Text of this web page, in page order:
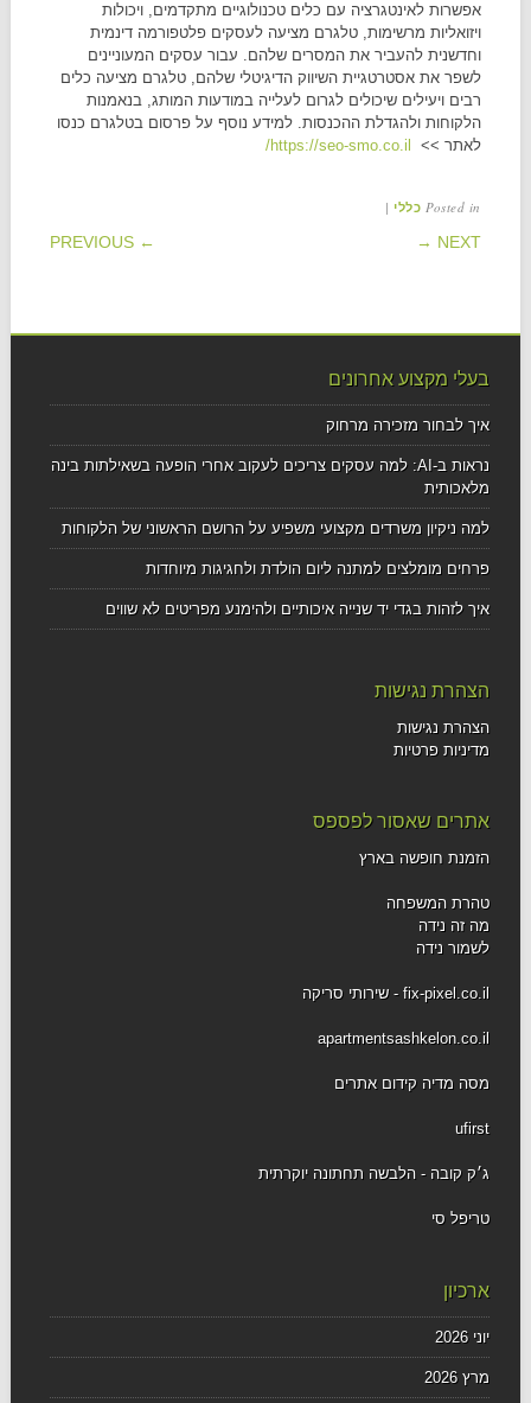
אפשרות לאינטגרציה עם כלים טכנולוגיים מתקדמים, ויכולות
ויזואליות מרשימות, טלגרם מציעה לעסקים פלטפורמה דינמית
וחדשנית להעביר את המסרים שלהם. עבור עסקים המעוניינים
לשפר את אסטרטגיית השיווק הדיגיטלי שלהם, טלגרם מציעה כלים
רבים ויעילים שיכולים לגרום לעלייה במודעות המותג, בנאמנות
הלקוחות ולהגדלת ההכנסות. למידע נוסף על פרסום בטלגרם כנסו
לאתר >>
https://seo-smo.co.il/
Posted in כללי |
POST NAVIGATION
← PREVIOUS NEXT →
בעלי מקצוע אחרונים
איך לבחור מזכירה מרחוק
נראות ב-AI: למה עסקים צריכים לעקוב אחרי הופעה בשאילתות בינה
מלאכותית
למה ניקיון משרדים מקצועי משפיע על הרושם הראשוני של הלקוחות
פרחים מומלצים למתנה ליום הולדת ולחגיגות מיוחדות
איך לזהות בגדי יד שנייה איכותיים ולהימנע מפריטים לא שווים
הצהרת נגישות
הצהרת נגישות
מדיניות פרטיות
אתרים שאסור לפספס
הזמנת חופשה בארץ
טהרת המשפחה
מה זה נידה
לשמור נידה
fix-pixel.co.il - שירותי סריקה
apartmentsashkelon.co.il
מסה מדיה קידום אתרים
ufirst
ג׳ק קובה - הלבשה תחתונה יוקרתית
טריפל סי
ארכיון
יוני 2026
מרץ 2026